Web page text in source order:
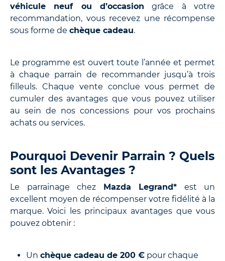
véhicule neuf ou d’occasion grâce à votre
recommandation, vous recevez une récompense
sous forme de chèque cadeau.
Le programme est ouvert toute l’année et permet
à chaque parrain de recommander jusqu’à trois
filleuls. Chaque vente conclue vous permet de
cumuler des avantages que vous pouvez utiliser
au sein de nos concessions pour vos prochains
achats ou services.
Pourquoi Devenir Parrain ? Quels
sont les Avantages ?
Le parrainage chez Mazda Legrand* est un
excellent moyen de récompenser votre fidélité à la
marque. Voici les principaux avantages que vous
pouvez obtenir :
Un chèque cadeau de 200 € pour chaque